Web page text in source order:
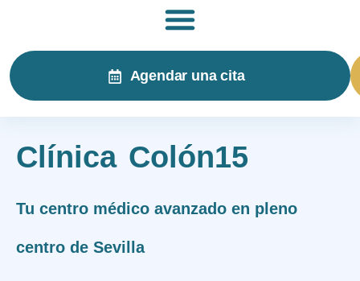
Agendar una cita
Clínica Colón15
Tu centro médico avanzado en pleno
centro de Sevilla